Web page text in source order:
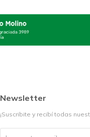
Newsletter
¡Suscribite y recibí todas